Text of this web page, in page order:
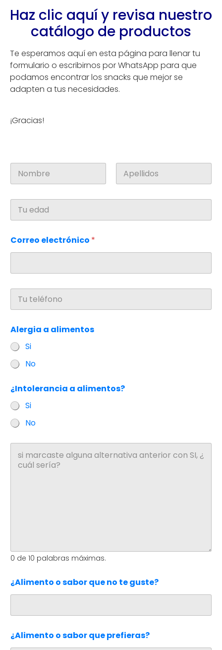
Haz clic aquí y revisa nuestro
catálogo de productos
Te esperamos aquí en esta página para llenar tu
formulario o escribirnos por WhatsApp para que
podamos encontrar los snacks que mejor se
adapten a tus necesidades.
¡Gracias!
N
m
*
Nombre Apellidos
E
a
Correo electrónico *
T
l
f
o
n
o
*
Alergia a alimentos
Si
No
¿Intolerancia a alimentos?
Si
No
P
x
t
0 de 10 palabras máximas.
¿Alimento o sabor que no te guste?
¿Alimento o sabor que prefieras?